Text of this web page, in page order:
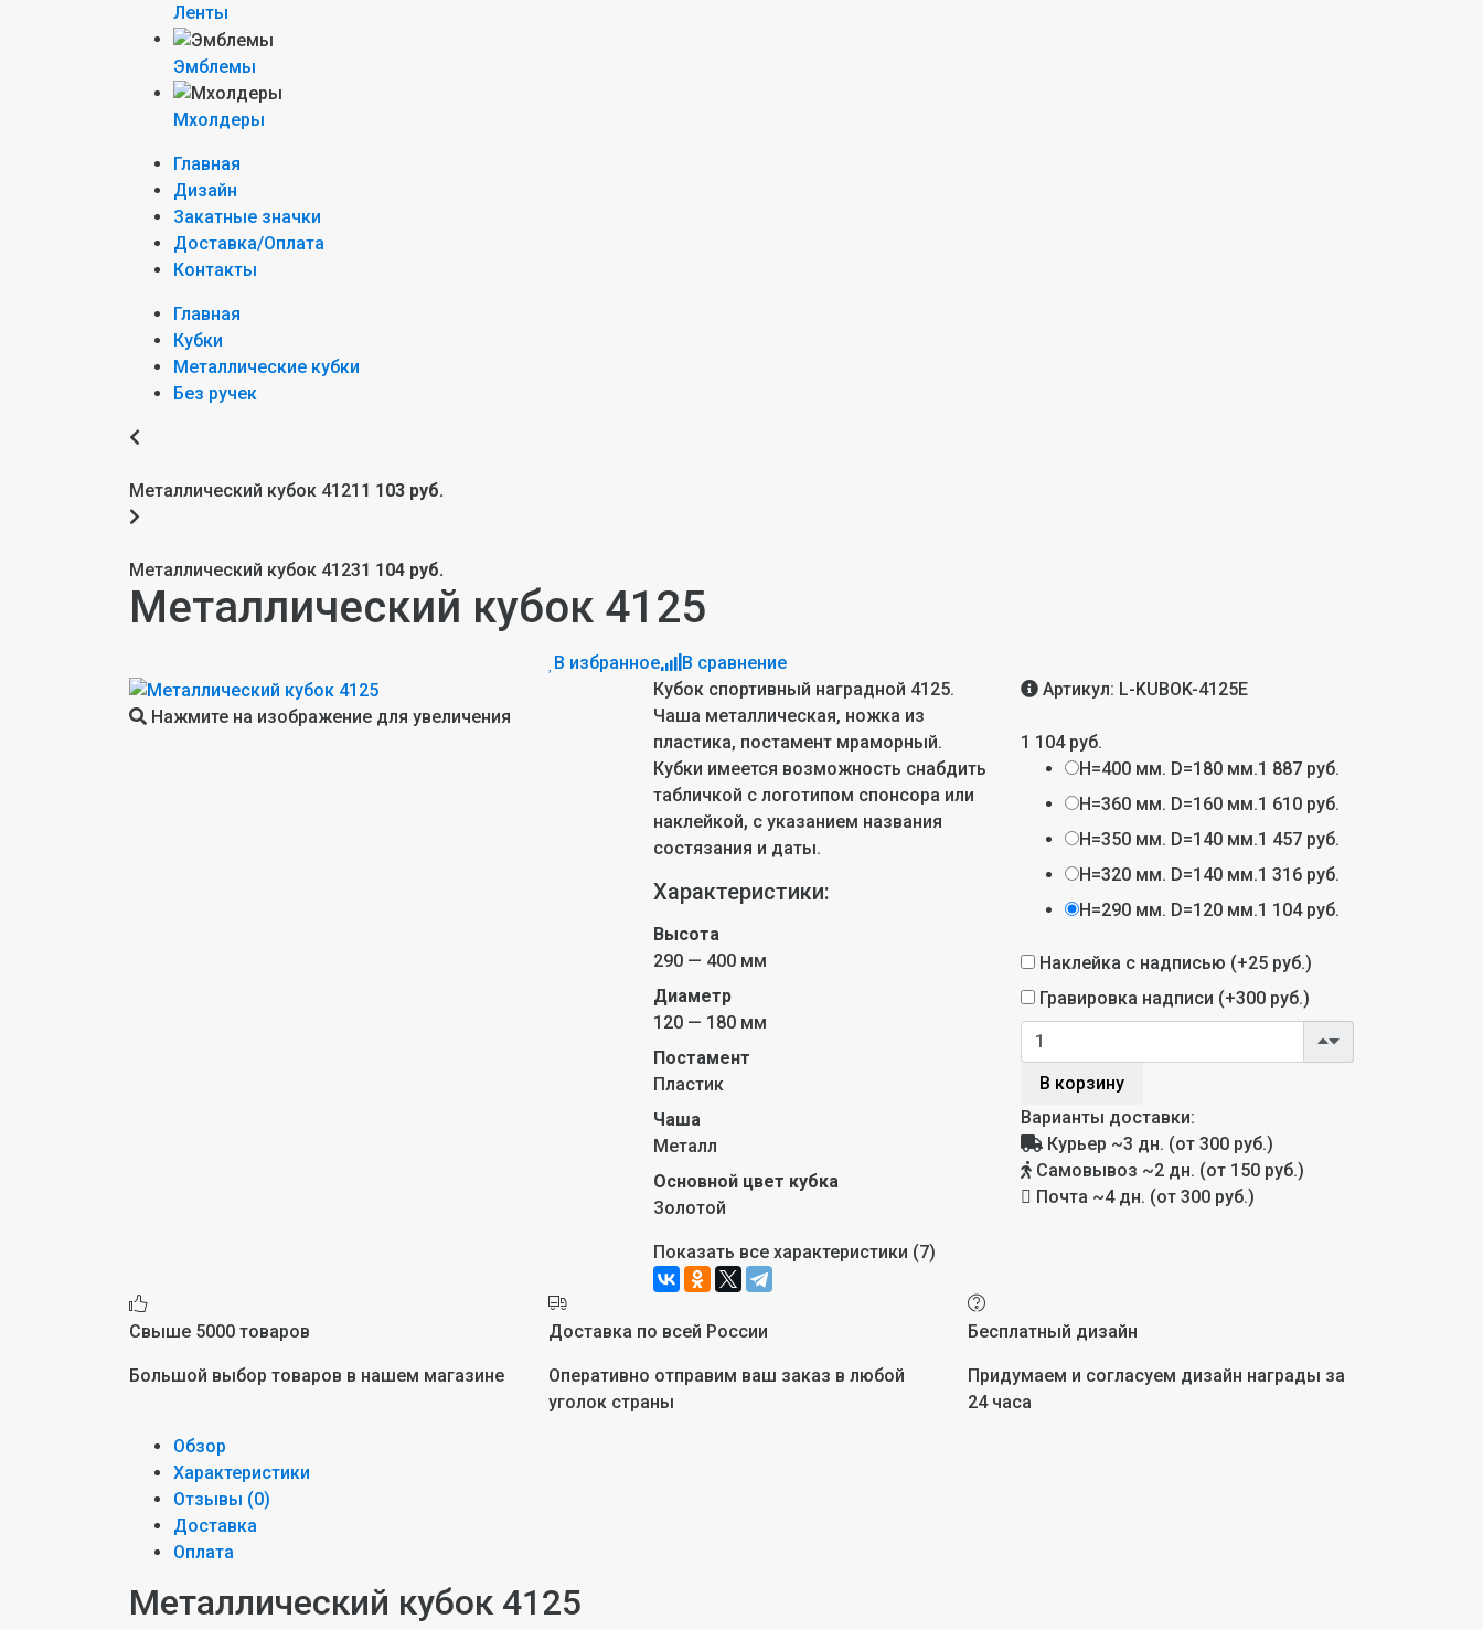
Ленты
Эмблемы
Мхолдеры
Главная
Дизайн
Закатные значки
Доставка/Оплата
Контакты
Главная
Кубки
Металлические кубки
Без ручек
Металлический кубок 4121 1 103 руб.
Металлический кубок 41231 104 руб.
Металлический кубок 4125
В избранное В сравнение
Нажмите на изображение для увеличения
Кубок спортивный наградной 4125.
Чаша металлическая, ножка из
пластика, постамент мраморный.
Кубки имеется возможность снабдить
табличкой с логотипом спонсора или
наклейкой, с указанием названия
состязания и даты.
Характеристики:
Высота
290 — 400 мм
Диаметр
120 — 180 мм
Постамент
Пластик
Чаша
Металл
Основной цвет кубка
Золотой
Показать все характеристики (7)
Артикул: L-KUBOK-4125E
1 104 руб.
H=400 мм. D=180 мм.1 887 руб.
H=360 мм. D=160 мм.1 610 руб.
H=350 мм. D=140 мм.1 457 руб.
H=320 мм. D=140 мм.1 316 руб.
H=290 мм. D=120 мм.1 104 руб.
Наклейка с надписью (+25 руб.)
Гравировка надписи (+300 руб.)
В корзину
Варианты доставки:
Курьер ~3 дн. (от 300 руб.)
Самовывоз ~2 дн. (от 150 руб.)
Почта ~4 дн. (от 300 руб.)
Свыше 5000 товаров
Большой выбор товаров в нашем магазине
Доставка по всей России
Оперативно отправим ваш заказ в любой
уголок страны
Бесплатный дизайн
Придумаем и согласуем дизайн награды за
24 часа
Обзор
Характеристики
Отзывы (0)
Доставка
Оплата
Металлический кубок 4125